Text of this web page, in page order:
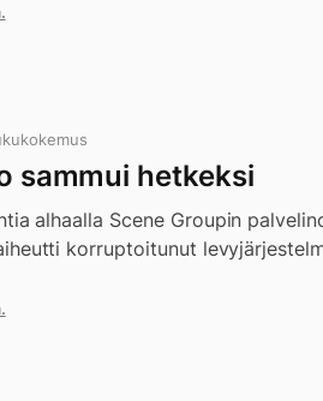
sammui hetkeksi
alhaalla Scene Groupin
korruptoitunut